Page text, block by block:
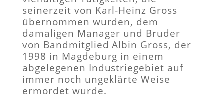
seinerzeit von Karl-Heinz Gross
übernommen wurden, dem
damaligen Manager und Bruder
von Bandmitglied Albin Gross, der
1998 in Magdeburg in einem
abgelegenen Industriegebiet auf
immer noch ungeklärte Weise
ermordet wurde.